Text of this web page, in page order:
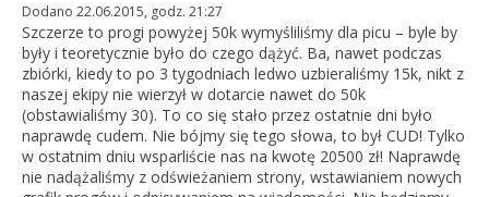
Dodano 22.06.2015, godz. 21:27
Szczerze to progi powyżej 50k wymyśliliśmy dla picu – byle by
były i teoretycznie było do czego dążyć. Ba, nawet podczas
zbiórki, kiedy to po 3 tygodniach ledwo uzbieraliśmy 15k, nikt z
naszej ekipy nie wierzył w dotarcie nawet do 50k
(obstawialiśmy 30). To co się stało przez ostatnie dni było
naprawdę cudem. Nie bójmy się tego słowa, to był CUD! Tylko
w ostatnim dniu wsparliście nas na kwotę 20500 zł! Naprawdę
nie nadążaliśmy z odświeżaniem strony, wstawianiem nowych